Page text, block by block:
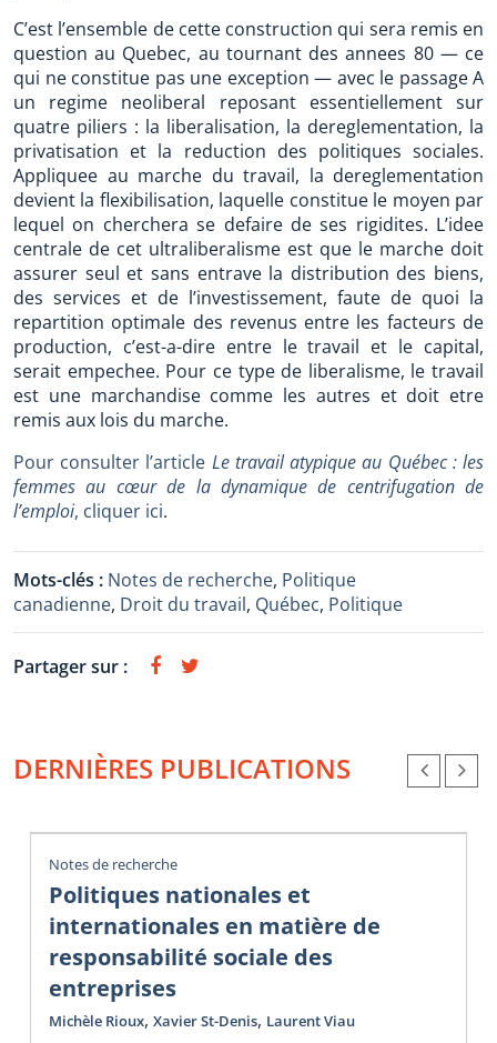
C’est l’ensemble de cette construction qui sera remis en
question au Quebec, au tournant des annees 80 — ce
qui ne constitue pas une exception — avec le passage A
un regime neoliberal reposant essentiellement sur
quatre piliers : la liberalisation, la dereglementation, la
privatisation et la reduction des politiques sociales.
Appliquee au marche du travail, la dereglementation
devient la flexibilisation, laquelle constitue le moyen par
lequel on cherchera se defaire de ses rigidites. L’idee
centrale de cet ultraliberalisme est que le marche doit
assurer seul et sans entrave la distribution des biens,
des services et de l’investissement, faute de quoi la
repartition optimale des revenus entre les facteurs de
production, c’est-a-dire entre le travail et le capital,
serait empechee. Pour ce type de liberalisme, le travail
est une marchandise comme les autres et doit etre
remis aux lois du marche.
Pour consulter l’article Le travail atypique au Québec : les
femmes au cœur de la dynamique de centrifugation de
l’emploi, cliquer ici.
Mots-clés : Notes de recherche, Politique
canadienne, Droit du travail, Québec, Politique
Partager sur :
DERNIÈRES PUBLICATIONS
Notes de recherche
Politiques nationales et
internationales en matière de
responsabilité sociale des
entreprises
Michèle Rioux, Xavier St-Denis, Laurent Viau